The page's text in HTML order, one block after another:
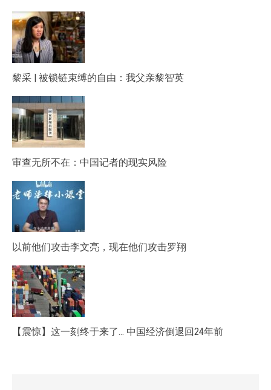
黎采 | 被锁链束缚的自由：我父亲黎智英
审查无所不在：中国记者的现实风险
以前他们攻击李文亮，现在他们攻击罗翔
【震惊】这一刻终于来了… 中国经济倒退回24年前